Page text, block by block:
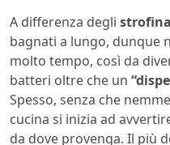
A differenza degli
bagnati a lungo, dunque
molto tempo, così da
batteri oltre che un
Spesso, senza che
cucina si inizia ad
da dove provenga. Il più